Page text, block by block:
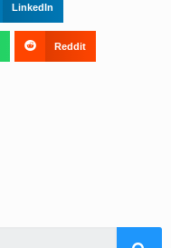
LinkedIn
Reddit